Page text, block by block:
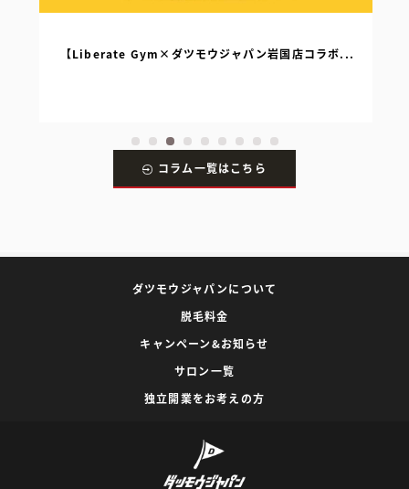
【Liberate Gym×ダツモウジャパン岩国店コラボ...
コラム一覧はこちら
ダツモウジャパンについて
脱毛料金
キャンペーン&お知らせ
サロン一覧
独立開業をお考えの方